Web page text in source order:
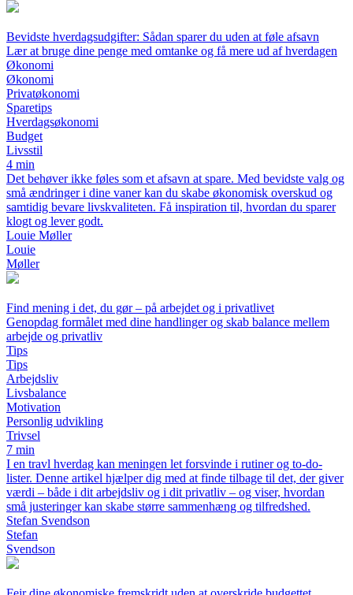
Bevidste hverdagsudgifter: Sådan sparer du uden at føle afsavn
Lær at bruge dine penge med omtanke og få mere ud af hverdagen
Økonomi
Økonomi
Privatøkonomi
Sparetips
Hverdagsøkonomi
Budget
Livsstil
4 min
Det behøver ikke føles som et afsavn at spare. Med bevidste valg og
små ændringer i dine vaner kan du skabe økonomisk overskud og
samtidig bevare livskvaliteten. Få inspiration til, hvordan du sparer
klogt og lever godt.
Louie Møller
Louie
Møller
Find mening i det, du gør – på arbejdet og i privatlivet
Genopdag formålet med dine handlinger og skab balance mellem
arbejde og privatliv
Tips
Tips
Arbejdsliv
Livsbalance
Motivation
Personlig udvikling
Trivsel
7 min
I en travl hverdag kan meningen let forsvinde i rutiner og to-do-
lister. Denne artikel hjælper dig med at finde tilbage til det, der giver
værdi – både i dit arbejdsliv og i dit privatliv – og viser, hvordan
små justeringer kan skabe større sammenhæng og tilfredshed.
Stefan Svendson
Stefan
Svendson